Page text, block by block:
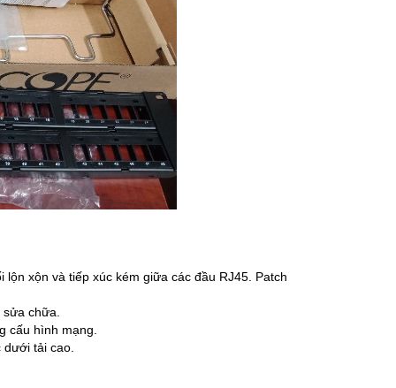
xộn và tiếp xúc kém giữa các đầu RJ45. Patch
chữa.
cấu hình mạng.
tải cao.